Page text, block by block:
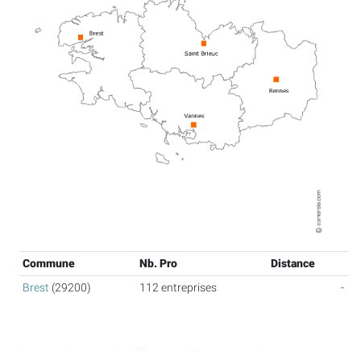
Commune Nb. Pro
Distance
Brest (29200) 112 entreprises -